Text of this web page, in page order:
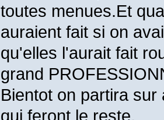
toutes menues.Et
auraient fait si on
qu'elles l'aurait fait
grand
Bientot on partira
qui feront le reste.